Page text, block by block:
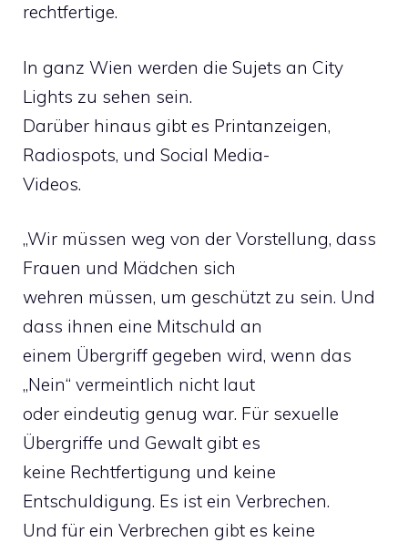
rechtfertige.
In ganz Wien werden die Sujets an City
Lights zu sehen sein.
Darüber hinaus gibt es Printanzeigen,
Radiospots, und Social Media-
Videos.
„Wir müssen weg von der Vorstellung, dass
Frauen und Mädchen sich
wehren müssen, um geschützt zu sein. Und
dass ihnen eine Mitschuld an
einem Übergriff gegeben wird, wenn das
„Nein“ vermeintlich nicht laut
oder eindeutig genug war. Für sexuelle
Übergriffe und Gewalt gibt es
keine Rechtfertigung und keine
Entschuldigung. Es ist ein Verbrechen.
Und für ein Verbrechen gibt es keine